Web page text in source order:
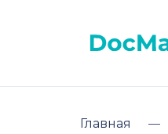
Главная